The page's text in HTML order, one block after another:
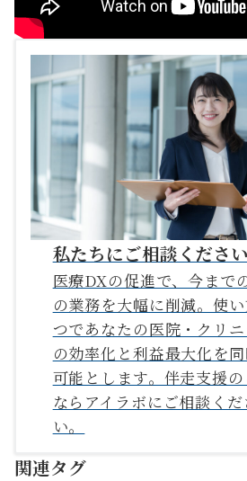
私たちにご相談ください
医療DXの促進で、今まで
の業務を大幅に削減。使
つであなたの医院・クリニ
の効率化と利益最大化を
可能とします。伴走支援の
ならアイラボにご相談くだ
い。
関連タグ